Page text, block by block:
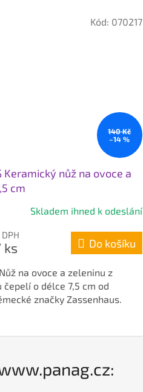
140 Kč
–14 %
Keramický nůž na ovoce a
cm
Skladem ihned k odeslání
ks Do košíku
Nůž na ovoce a zeleninu z
čepelí o délce 7,5 cm od
značky Zassenhaus.
Kód: 070217